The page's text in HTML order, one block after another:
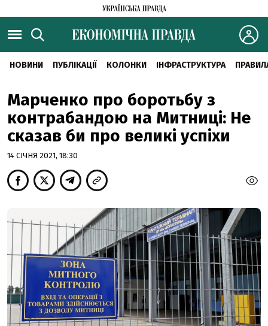
НОВИНИ ПУБЛІКАЦІЇ КОЛОНКИ ІНФРАСТРУКТУРА
Марченко про боротьбу з
контрабандою на Митниці: Не
сказав би про великі успіхи
14 СІЧНЯ 2021, 18:30